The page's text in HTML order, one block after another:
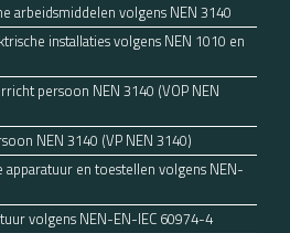
arbeidsmiddelen volgens NEN 3140
installaties volgens NEN 1010 en
persoon NEN 3140 (VOP NEN
NEN 3140 (VP NEN 3140)
apparatuur en toestellen volgens NEN-
volgens NEN-EN-IEC 60974-4